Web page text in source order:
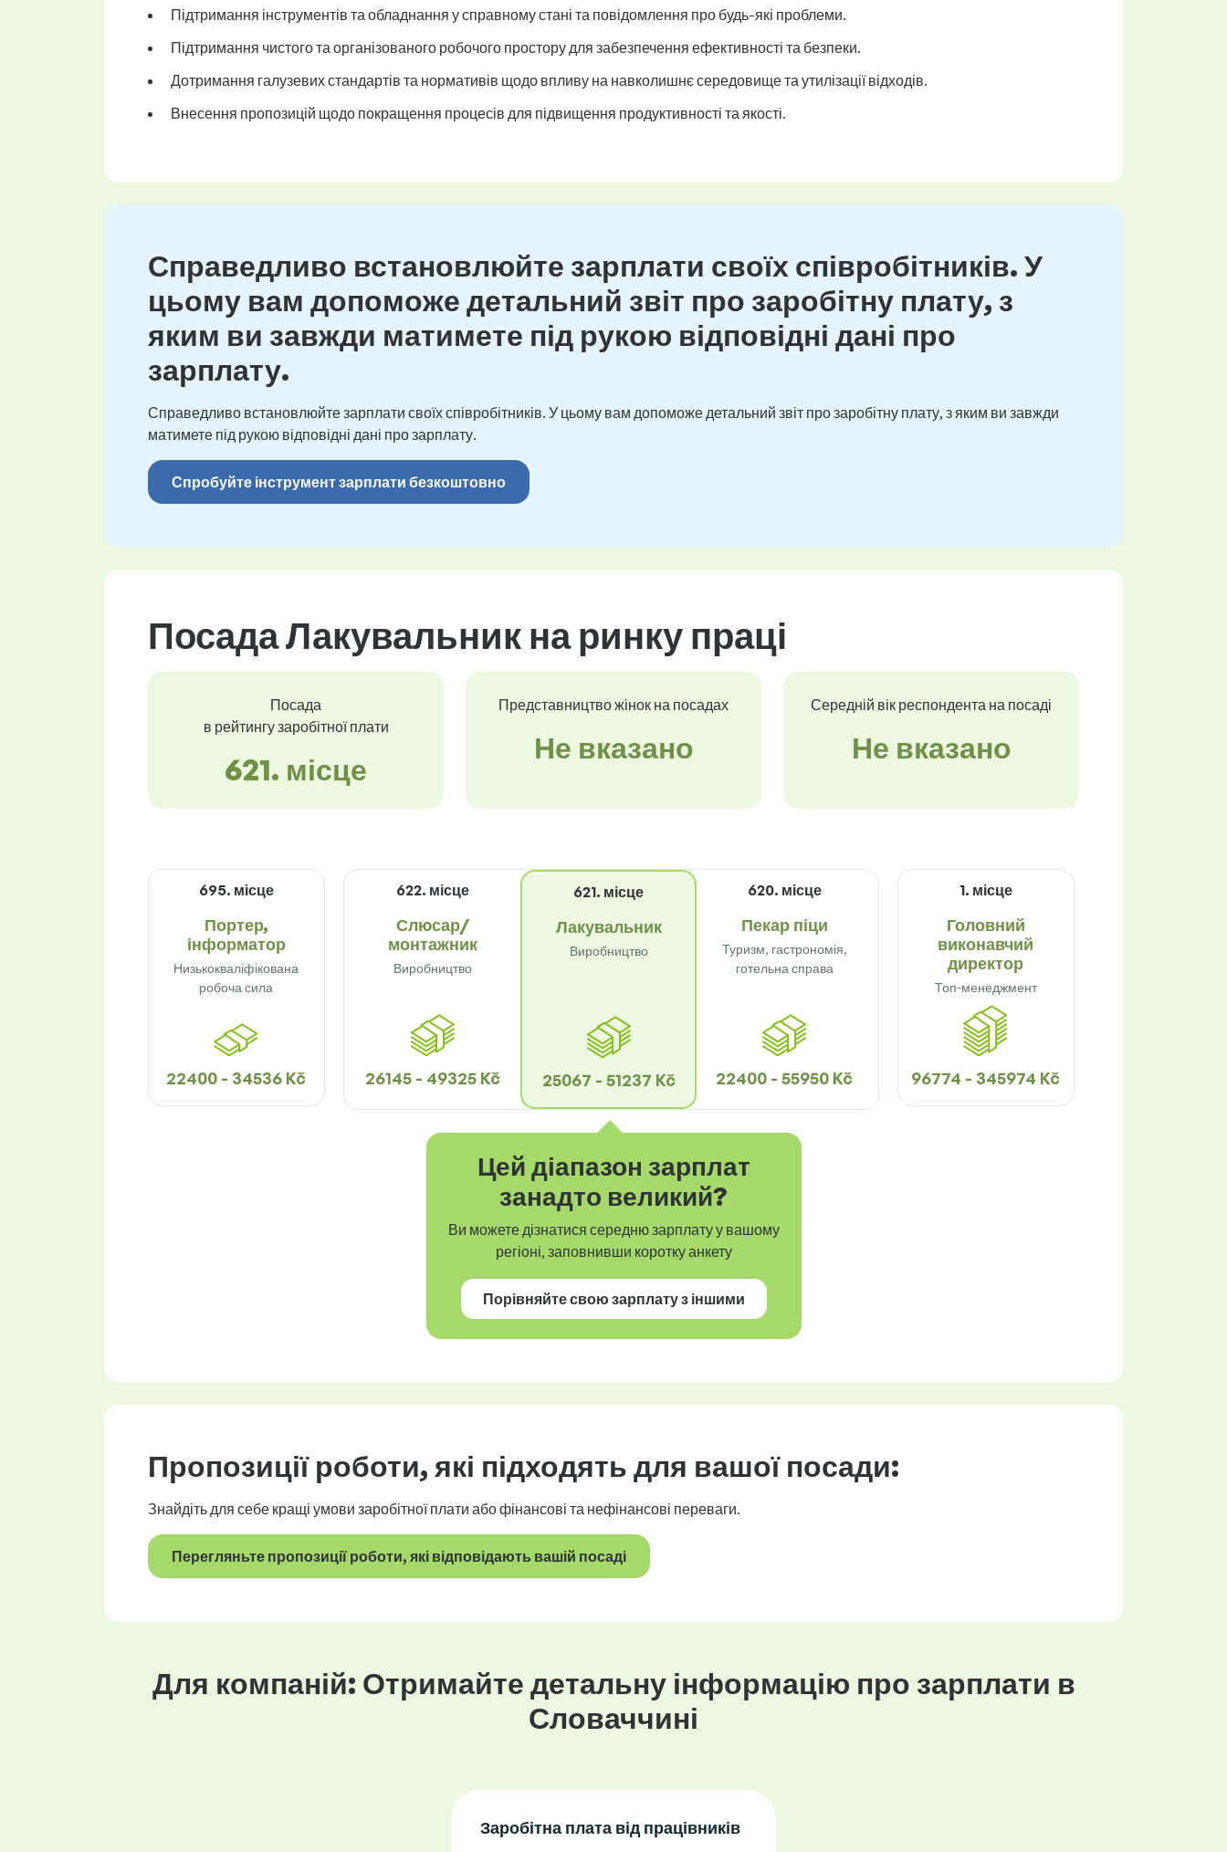
Підтримання інструментів та обладнання у справному стані та повідомлення про будь-які проблеми.
Підтримання чистого та організованого робочого простору для забезпечення ефективності та безпеки.
Дотримання галузевих стандартів та нормативів щодо впливу на навколишнє середовище та утилізації відходів.
Внесення пропозицій щодо покращення процесів для підвищення продуктивності та якості.
Справедливо встановлюйте зарплати своїх співробітників. У
цьому вам допоможе детальний звіт про заробітну плату, з
яким ви завжди матимете під рукою відповідні дані про
зарплату.
Справедливо встановлюйте зарплати своїх співробітників. У цьому вам допоможе детальний звіт про заробітну плату, з яким ви завжди
матимете під рукою відповідні дані про зарплату.
Спробуйте інструмент зарплати безкоштовно
Посада Лакувальник на ринку праці
Посада
в рейтингу заробітної плати
621. місце
Представництво жінок на посадах
Не вказано
Середній вік респондента на посаді
Не вказано
695. місце
Портер,
інформатор
Низькокваліфікована
робоча сила
22400 - 34536 Kč
622. місце
Слюсар/
монтажник
Виробництво
26145 - 49325 Kč
621. місце
Лакувальник
Виробництво
25067 - 51237 Kč
620. місце
Пекар піци
Туризм, гастрономія,
готельна справа
22400 - 55950 Kč
1. місце
Головний
виконавчий
директор
Топ-менеджмент
96774 - 345974 Kč
Цей діапазон зарплат
занадто великий?
Ви можете дізнатися середню зарплату у вашому
регіоні, заповнивши коротку анкету
Порівняйте свою зарплату з іншими
Пропозиції роботи, які підходять для вашої посади:
Знайдіть для себе кращі умови заробітної плати або фінансові та нефінансові переваги.
Перегляньте пропозиції роботи, які відповідають вашій посаді
Для компаній: Отримайте детальну інформацію про зарплати в
Словаччині
Заробітна плата від працівників